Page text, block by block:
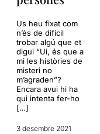
Us heu fixat com
n’és de difícil
trobar algú que et
digui “Ui, és que a
mi les històries de
misteri no
m’agraden”?
Encara avui hi ha
qui intenta fer-ho
[…]
3 desembre 2021